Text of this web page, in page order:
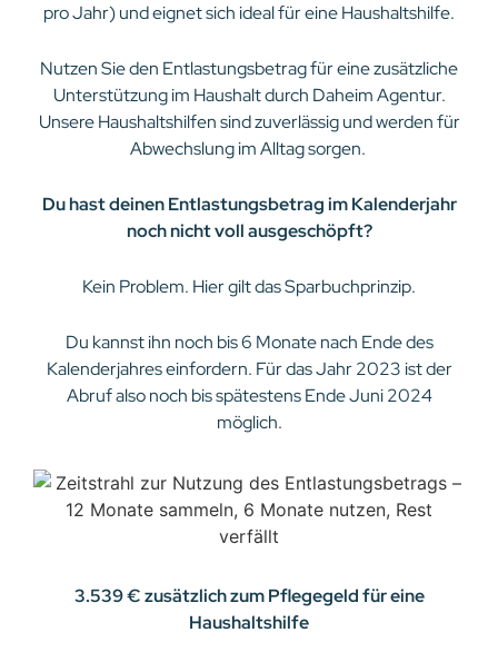
pro Jahr) und eignet sich ideal für eine Haushaltshilfe.
Nutzen Sie den Entlastungsbetrag für eine zusätzliche
Unterstützung im Haushalt durch Daheim Agentur.
Unsere Haushaltshilfen sind zuverlässig und werden für
Abwechslung im Alltag sorgen.
Du hast deinen Entlastungsbetrag im Kalenderjahr
noch nicht voll ausgeschöpft?
Kein Problem. Hier gilt das Sparbuchprinzip.
Du kannst ihn noch bis 6 Monate nach Ende des
Kalenderjahres einfordern. Für das Jahr 2023 ist der
Abruf also noch bis spätestens Ende Juni 2024
möglich.
3.539 € zusätzlich zum Pflegegeld für eine
Haushaltshilfe